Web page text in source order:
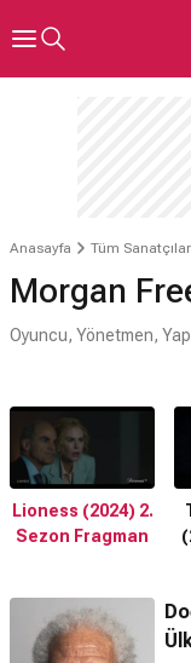
Anasayfa Tüm Sanatçılar
Morgan
Oyuncu, Yönetmen,
Lioness (2024) 2.
Sezon Fragman